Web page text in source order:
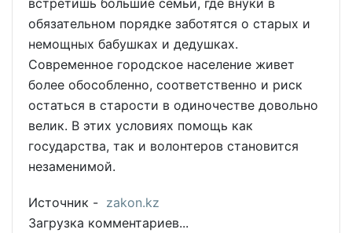
обязательном порядке заботятся о старых и
немощных бабушках и дедушках.
Современное городское население живет
более обособленно, соответственно и риск
остаться в старости в одиночестве довольно
велик. В этих условиях помощь как
государства, так и волонтеров становится
незаменимой.
Источник - zakon.kz
Загрузка комментариев...